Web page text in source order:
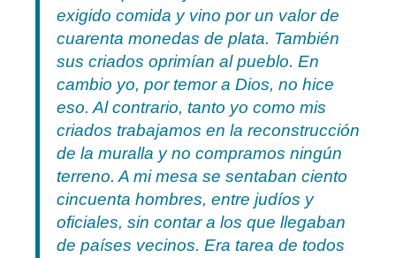
exigido comida y vino por un valor de
cuarenta monedas de plata. También
sus criados oprimían al pueblo. En
cambio yo, por temor a Dios, no hice
eso. Al contrario, tanto yo como mis
criados trabajamos en la reconstrucción
de la muralla y no compramos ningún
terreno. A mi mesa se sentaban ciento
cincuenta hombres, entre judíos y
oficiales, sin contar a los que llegaban
de países vecinos. Era tarea de todos